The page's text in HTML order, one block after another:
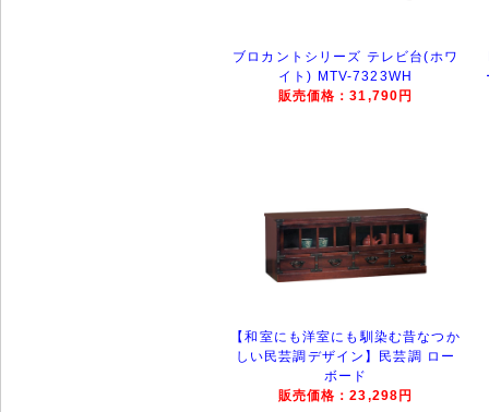
ブロカントシリーズ テレビ台(ホワ
イト) MTV-7323WH
販売価格：31,790円
【和室にも洋室にも馴染む昔なつか
しい民芸調デザイン】民芸調 ロー
ボード
販売価格：23,298円